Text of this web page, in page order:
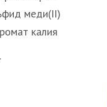
меди(II)
калия